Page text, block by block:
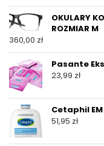
OKULARY
ROZMIAR M
360,00 zł
Pasante
23,99 zł
Cetaphil
51,95 zł